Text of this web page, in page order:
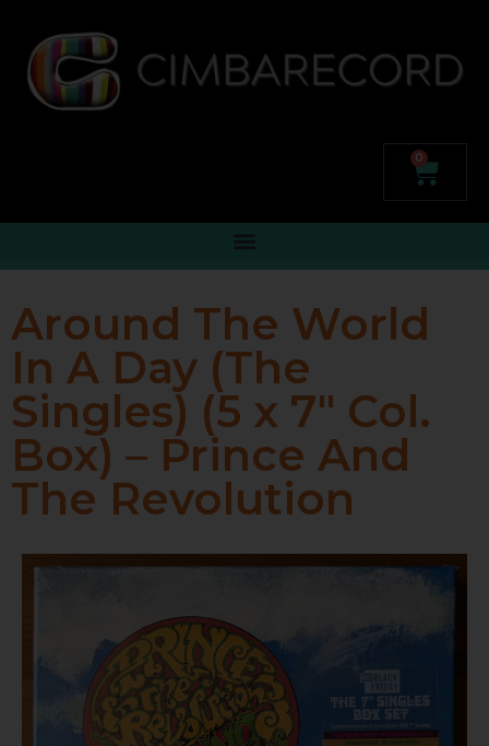
0
Around The World
In A Day (The
Singles) (5 x 7″ Col.
Box) – Prince And
The Revolution